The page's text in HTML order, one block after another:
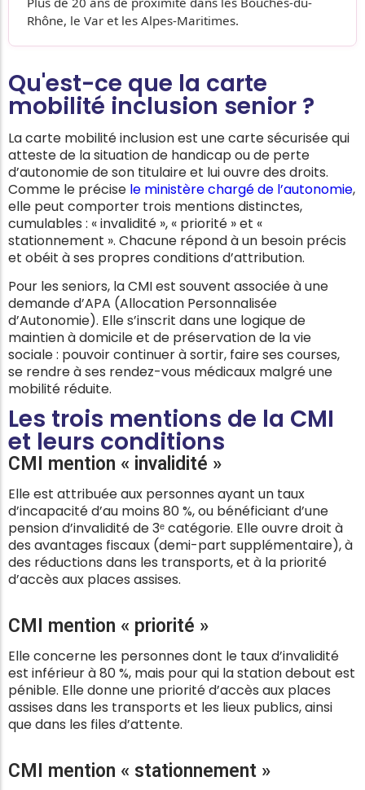
Rhône, le Var et les Alpes-Maritimes.
Qu'est-ce que la carte
mobilité inclusion senior ?
La carte mobilité inclusion est une carte sécurisée qui
atteste de la situation de handicap ou de perte
d’autonomie de son titulaire et lui ouvre des droits.
Comme le précise le ministère chargé de l’autonomie,
elle peut comporter trois mentions distinctes,
cumulables : « invalidité », « priorité » et «
stationnement ». Chacune répond à un besoin précis
et obéit à ses propres conditions d’attribution.
Pour les seniors, la CMI est souvent associée à une
demande d’APA (Allocation Personnalisée
d’Autonomie). Elle s’inscrit dans une logique de
maintien à domicile et de préservation de la vie
sociale : pouvoir continuer à sortir, faire ses courses,
se rendre à ses rendez-vous médicaux malgré une
mobilité réduite.
Les trois mentions de la CMI
et leurs conditions
CMI mention « invalidité »
Elle est attribuée aux personnes ayant un taux
d’incapacité d’au moins 80 %, ou bénéficiant d’une
pension d’invalidité de 3ᵉ catégorie. Elle ouvre droit à
des avantages fiscaux (demi-part supplémentaire), à
des réductions dans les transports, et à la priorité
d’accès aux places assises.
CMI mention « priorité »
Elle concerne les personnes dont le taux d’invalidité
est inférieur à 80 %, mais pour qui la station debout est
pénible. Elle donne une priorité d’accès aux places
assises dans les transports et les lieux publics, ainsi
que dans les files d’attente.
CMI mention « stationnement »